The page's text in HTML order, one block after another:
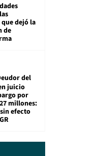
dejó la
de
del
juicio
por
millones:
efecto